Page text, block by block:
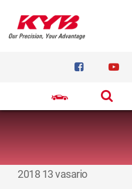
2018 13 vasario